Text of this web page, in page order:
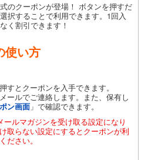
のクーポンが登場！ ボタンを押すだ
択することで利用できます。1回入
く割引できます！
使い方
すとクーポンを入手できます。
ールでご連絡します。また、保有し
ン画面」で確認できます。
ルマガジンを受け取る設定になり
取らない設定にするとクーポンが利
ださい。